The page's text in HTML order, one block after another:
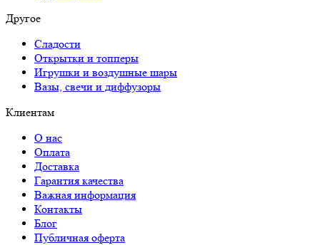
Другое
Сладости
Открытки и топперы
Игрушки и воздушные шары
Вазы, свечи и диффузоры
Клиентам
О нас
Оплата
Доставка
Гарантия качества
Важная информация
Контакты
Блог
Публичная оферта